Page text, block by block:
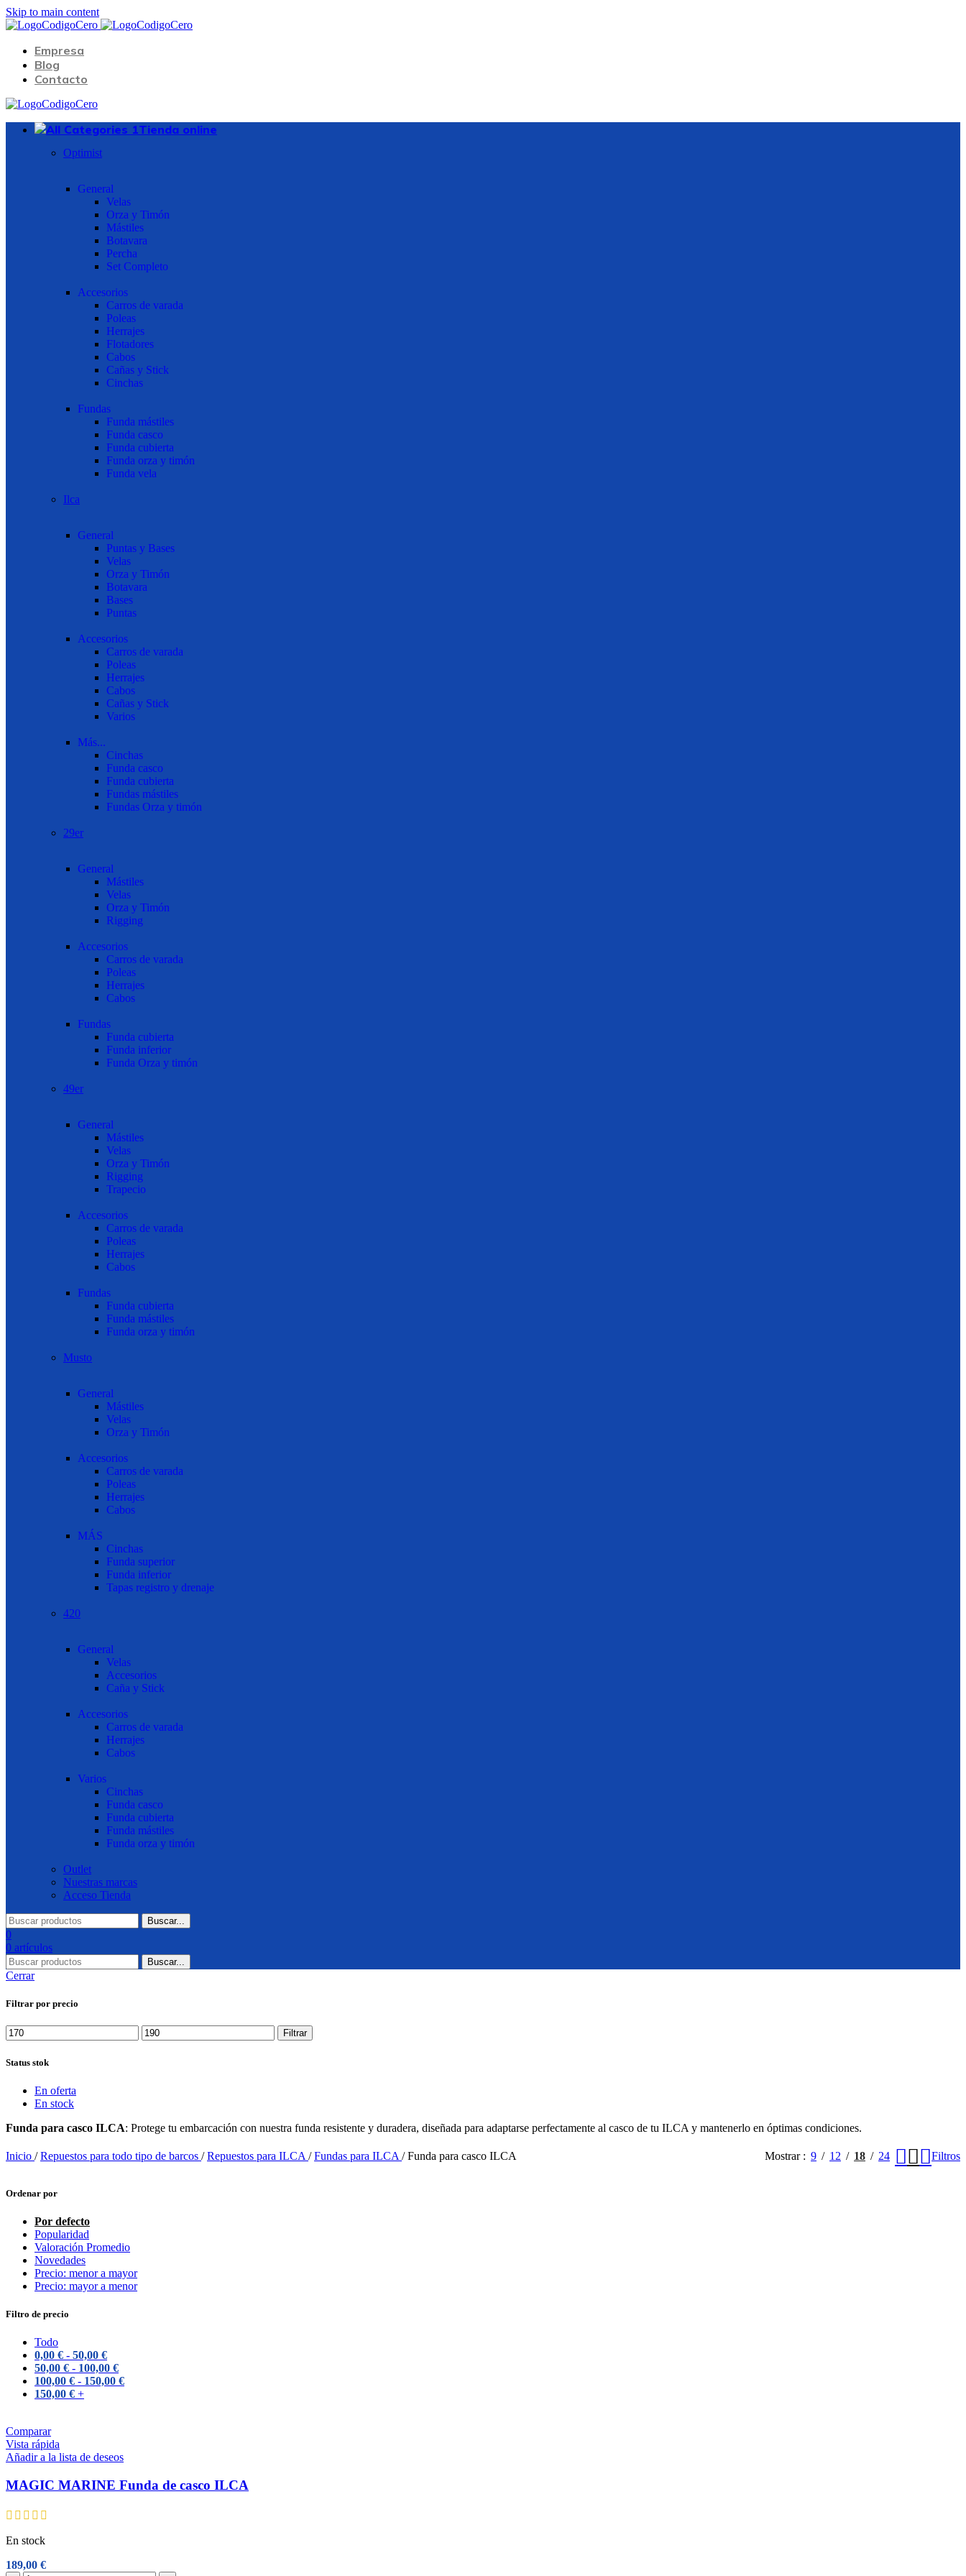
Skip to main content
Empresa
Blog
Contacto
Tienda online
Optimist
General
Velas
Orza y Timón
Mástiles
Botavara
Percha
Set Completo
Accesorios
Carros de varada
Poleas
Herrajes
Flotadores
Cabos
Cañas y Stick
Cinchas
Fundas
Funda mástiles
Funda casco
Funda cubierta
Funda orza y timón
Funda vela
Ilca
General
Puntas y Bases
Velas
Orza y Timón
Botavara
Bases
Puntas
Accesorios
Carros de varada
Poleas
Herrajes
Cabos
Cañas y Stick
Varios
Más...
Cinchas
Funda casco
Funda cubierta
Fundas mástiles
Fundas Orza y timón
29er
General
Mástiles
Velas
Orza y Timón
Rigging
Accesorios
Carros de varada
Poleas
Herrajes
Cabos
Fundas
Funda cubierta
Funda inferior
Funda Orza y timón
49er
General
Mástiles
Velas
Orza y Timón
Rigging
Trapecio
Accesorios
Carros de varada
Poleas
Herrajes
Cabos
Fundas
Funda cubierta
Funda mástiles
Funda orza y timón
Musto
General
Mástiles
Velas
Orza y Timón
Accesorios
Carros de varada
Poleas
Herrajes
Cabos
MÁS
Cinchas
Funda superior
Funda inferior
Tapas registro y drenaje
420
General
Velas
Accesorios
Caña y Stick
Accesorios
Carros de varada
Herrajes
Cabos
Varios
Cinchas
Funda casco
Funda cubierta
Funda mástiles
Funda orza y timón
Outlet
Nuestras marcas
Acceso Tienda
Buscar...
0
0 artículos
Buscar...
Cerrar
Filtrar por precio
Precio
mínimo
Precio
máximo
Filtrar
Status stok
En oferta
En stock
Funda para casco ILCA: Protege tu embarcación con nuestra funda resistente y duradera, diseñada para adaptarse perfectamente al casco de tu ILCA y mantenerlo en óptimas condiciones.
Inicio / Repuestos para todo tipo de barcos / Repuestos para ILCA / Fundas para ILCA / Funda para casco ILCA Mostrar 9 12 18 24 Filtros
Ordenar por
Por defecto
Popularidad
Valoración Promedio
Novedades
Precio: menor a mayor
Precio: mayor a menor
Filtro de precio
Todo
0,00 € - 50,00 €
50,00 € - 100,00 €
100,00 € - 150,00 €
150,00 € +
Comparar
Vista rápida
Añadir a la lista de deseos
MAGIC MARINE Funda de casco ILCA
En stock
189,00 €